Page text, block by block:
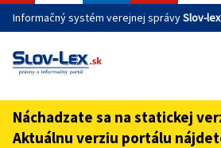
Informačný systém verejnej správySlov-lex
Táto stránka je zabezpečená
cez zabezpečenú webovú stránku
Zabezpečená stránka vždy začína
domény webového sídla.
Náchadzate sa na statickej
Aktuálnu verziu portálu